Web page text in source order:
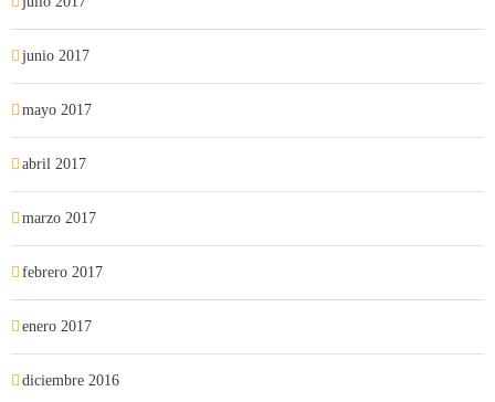
junio 2017
mayo 2017
abril 2017
marzo 2017
febrero 2017
enero 2017
diciembre 2016